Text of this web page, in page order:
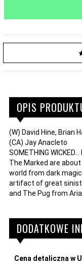
OPIS
(W) David Hine, Brian
(CA) Jay Anacleto
SOMETHING
The Marked are
world from dark
artifact of great
and The Pug from
DODATKOWE
Cena detaliczna w